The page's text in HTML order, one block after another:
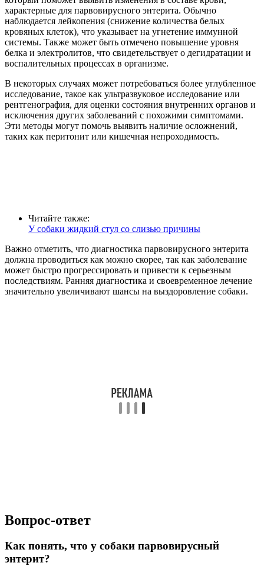
характерные для парвовирусного энтерита. Обычно
наблюдается лейкопения (снижение количества белых
кровяных клеток), что указывает на угнетение иммунной
системы. Также может быть отмечено повышение уровня
белка и электролитов, что свидетельствует о дегидратации и
воспалительных процессах в организме.
В некоторых случаях может потребоваться более углубленное
исследование, такое как ультразвуковое исследование или
рентгенография, для оценки состояния внутренних органов и
исключения других заболеваний с похожими симптомами.
Эти методы могут помочь выявить наличие осложнений,
таких как перитонит или кишечная непроходимость.
Читайте также:
У собаки жидкий стул со слизью причины
Важно отметить, что диагностика парвовирусного энтерита
должна проводиться как можно скорее, так как заболевание
может быстро прогрессировать и привести к серьезным
последствиям. Ранняя диагностика и своевременное лечение
значительно увеличивают шансы на выздоровление собаки.
Вопрос-ответ
Как понять, что у собаки парвовирусный
энтерит?